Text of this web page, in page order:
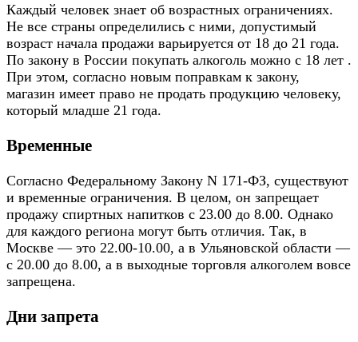
Каждый человек знает об возрастных ограничениях.
Не все страны определились с ними, допустимый
возраст начала продажи варьируется от 18 до 21 года.
По закону в России покупать алкоголь можно с 18 лет .
При этом, согласно новым поправкам к закону,
магазин имеет право не продать продукцию человеку,
который младше 21 года.
Временные
Согласно Федеральному Закону N 171-ФЗ, существуют
и временные ограничения. В целом, он запрещает
продажу спиртных напитков с 23.00 до 8.00. Однако
для каждого региона могут быть отличия. Так, в
Москве — это 22.00-10.00, а в Ульяновской области —
с 20.00 до 8.00, а в выходные торговля алкоголем вовсе
запрещена.
Дни запрета